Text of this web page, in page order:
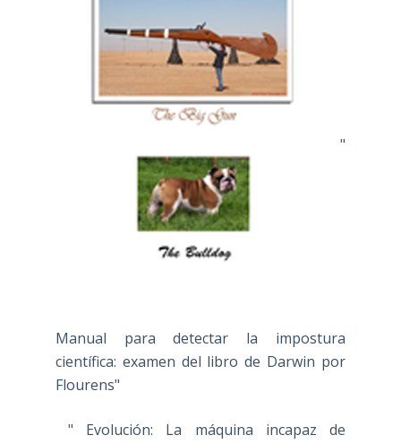
"
Manual para detectar la impostura
científica: examen del libro de Darwin por
Flourens"
" Evolución: La máquina incapaz de